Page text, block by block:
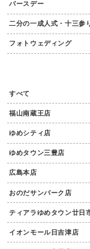
バースデー
二分の一成人式・十三参
フォトウェディング
すべて
福山南蔵王店
ゆめシティ店
ゆめタウン三豊店
広島本店
おのだサンパーク店
ティアラゆめタウン廿日
イオンモール日吉津店